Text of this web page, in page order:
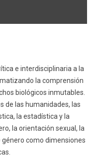
e interdisciplinaria a la
la comprensión
biológicos inmutables.
de las humanidades, las
la estadística y la
la orientación sexual, la
como dimensiones